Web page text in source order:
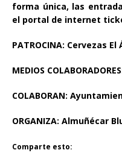
forma única, las
el portal de internet
PATROCINA: Cervezas El
MEDIOS
COLABORAN:
ORGANIZA: Almuñécar
Comparte esto: